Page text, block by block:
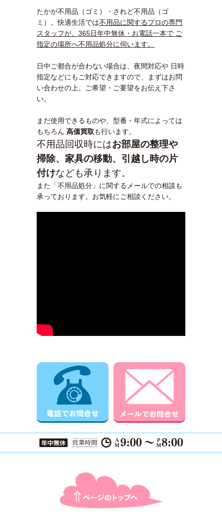
たかが不用品（ゴミ）・されど不用品（ゴ
ミ）。快適生活では不用品に関するプロの専門
スタッフが、365日年中無休・お電話一本で ご
指定の場所へ不用品処分に伺います。
日中ご都合が合わない場合は、夜間対応や 日時
指定などにもご対応できますので、まずはお問
い合わせの上、ご希望・ご要望をお伝え下さ
い。
まだ使用できるものや、型番・年式によっては
もちろん 高価買取も行います。
不用品回収時にはお部屋の整理や
掃除、家具の移動、引越し時の片
付けなども承ります。
また「不用品処分」に関するメールでの相談も
承っております。お気軽にご相談ください。
電話でお問合せ